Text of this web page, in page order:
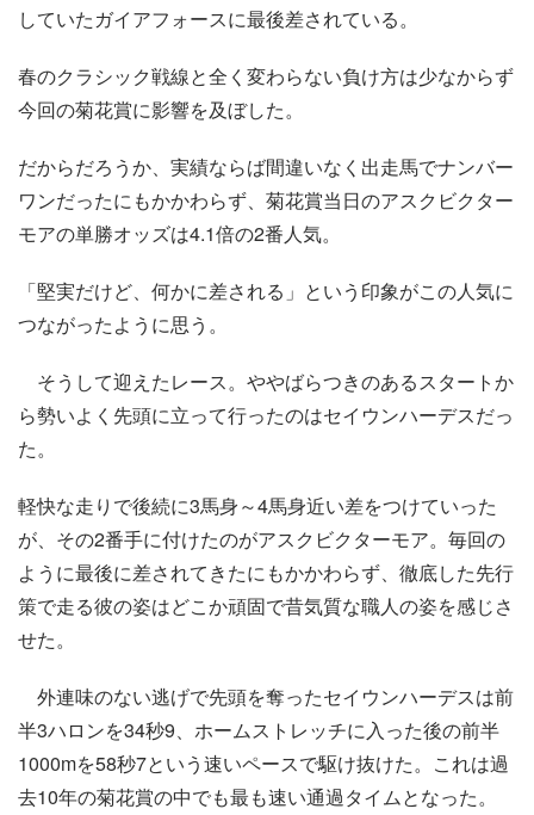
していたガイアフォースに最後差されている。
春のクラシック戦線と全く変わらない負け方は少なからず
今回の菊花賞に影響を及ぼした。
だからだろうか、実績ならば間違いなく出走馬でナンバー
ワンだったにもかかわらず、菊花賞当日のアスクビクター
モアの単勝オッズは4.1倍の2番人気。
「堅実だけど、何かに差される」という印象がこの人気に
つながったように思う。
そうして迎えたレース。ややばらつきのあるスタートか
ら勢いよく先頭に立って行ったのはセイウンハーデスだっ
た。
軽快な走りで後続に3馬身～4馬身近い差をつけていった
が、その2番手に付けたのがアスクビクターモア。毎回の
ように最後に差されてきたにもかかわらず、徹底した先行
策で走る彼の姿はどこか頑固で昔気質な職人の姿を感じさ
せた。
外連味のない逃げで先頭を奪ったセイウンハーデスは前
半3ハロンを34秒9、ホームストレッチに入った後の前半
1000mを58秒7という速いペースで駆け抜けた。これは過
去10年の菊花賞の中でも最も速い通過タイムとなった。